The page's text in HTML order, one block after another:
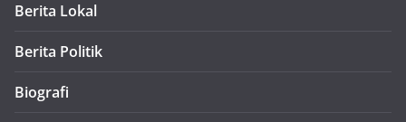
Berita Lokal
Berita Politik
Biografi